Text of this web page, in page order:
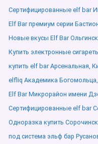
Сертифицированные elf bar
Elf Bar премиум серии
Новые вкусы Elf Bar
Купить электронные
купить elf bar Арсенальная,
elfliq Академика
Elf Bar Микрорайон имени
Сертифицированные elf bar
Одноразка купить
под система эльф бар